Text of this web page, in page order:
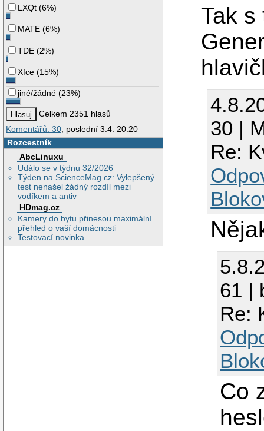
LXQt (6%)
MATE (6%)
TDE (2%)
Xfce (15%)
jiné/žádné (23%)
Celkem 2351 hlasů
Komentářů: 30 , poslední 3.4. 20:20
Rozcestník
AbcLinuxu
Událo se v týdnu 32/2026
Týden na ScienceMag.cz: Vylepšený
test nenašel žádný rozdíl mezi
vodíkem a antiv
HDmag.cz
Kamery do bytu přinesou maximální
přehled o vaší domácnosti
Testovací novinka
Tak s
30 |
Re:
61 |
Re:
Co